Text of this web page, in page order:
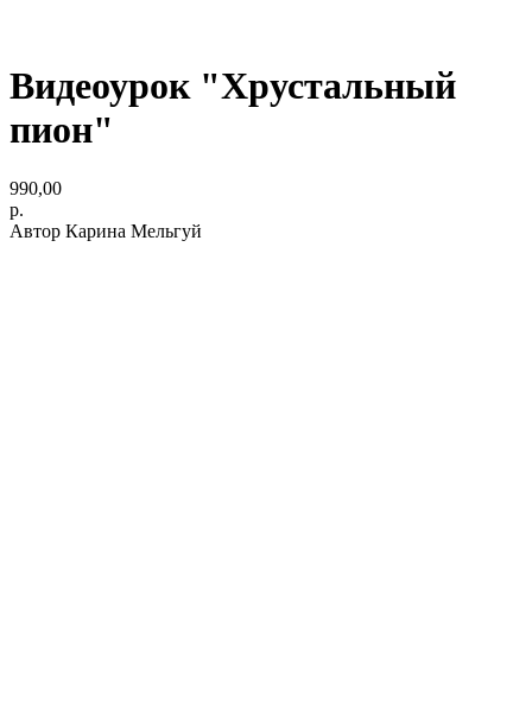
Видеоурок "Хрустальный
пион"
990,00
р.
Автор Карина Мельгуй